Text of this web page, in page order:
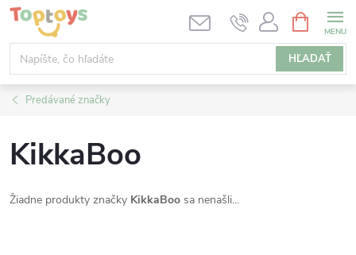
Prejsť
obsah
HĽADAŤ
KOŠÍK
Predávané značky
KikkaBoo
Žiadne produkty značky KikkaBoo sa nenašli...